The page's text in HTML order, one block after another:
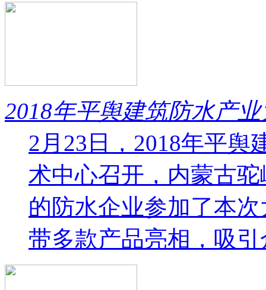
2018年平舆建筑防水产
2月23日，2018年平舆
术中心召开，内蒙古
的防水企业参加了本
带多款产品亮相，吸